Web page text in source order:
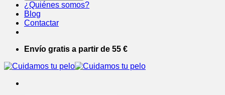
¿Quiénes somos?
Blog
Contactar
Envío gratis a partir de 55 €